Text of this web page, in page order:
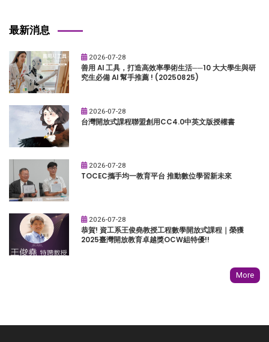
最新消息
2026-07-28
善用 AI 工具，打造高效率學術生活──10 大大學生與研
究生必備 AI 幫手推薦 ! (20250825)
2026-07-28
台灣開放式課程聯盟創用CC4.0中英文版授權書
2026-07-28
TOCEC攜手均一教育平台 推動數位學習新未來
2026-07-28
恭賀! 資工系王俊堯教授工程數學開放式課程｜榮獲
2025臺灣開放教育卓越獎OCW組特優!!
More